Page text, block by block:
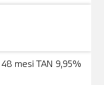
mesi TAN 9,95%